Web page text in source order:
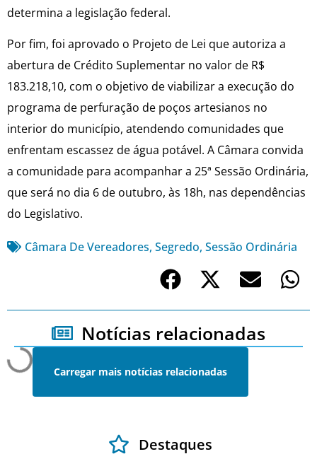
determina a legislação federal.
Por fim, foi aprovado o Projeto de Lei que autoriza a
abertura de Crédito Suplementar no valor de R$
183.218,10, com o objetivo de viabilizar a execução do
programa de perfuração de poços artesianos no
interior do município, atendendo comunidades que
enfrentam escassez de água potável. A Câmara convida
a comunidade para acompanhar a 25ª Sessão Ordinária,
que será no dia 6 de outubro, às 18h, nas dependências
do Legislativo.
Câmara De Vereadores, Segredo, Sessão Ordinária
Notícias relacionadas
Carregar mais notícias relacionadas
Destaques